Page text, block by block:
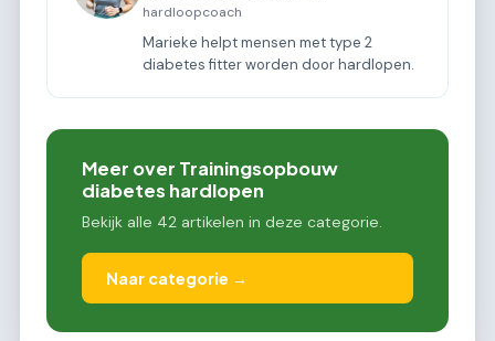
hardloopcoach
Marieke helpt mensen met type 2
diabetes fitter worden door hardlopen.
Meer over Trainingsopbouw
diabetes hardlopen
Bekijk alle 42 artikelen in deze categorie.
Naar categorie →